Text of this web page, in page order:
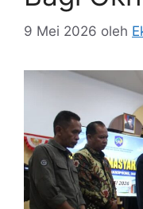
9 Mei 2026 oleh